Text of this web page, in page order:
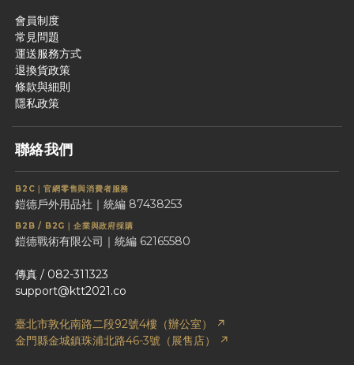
會員制度
常見問題
運送服務方式
退換貨政策
條款與細則
隱私政策
聯絡我們
B2C｜官網零售與消費者服務
鎧德戶外用品社｜統編 87438253
B2B / B2G｜企業與政府採購
鎧德戰術有限公司｜統編 62165580
傳真 / 082-311323
support@ktt2021.co
臺北市敦化南路二段92號4樓（辦公室） ↗
金門縣金城鎮珠浦北路46-3號（展售店） ↗